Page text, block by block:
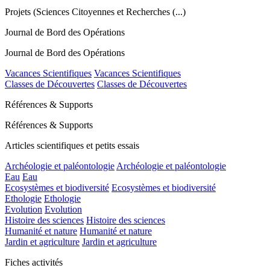
Projets (Sciences Citoyennes et Recherches (...)
Journal de Bord des Opérations
Journal de Bord des Opérations
Vacances Scientifiques Vacances Scientifiques
Classes de Découvertes Classes de Découvertes
Références & Supports
Références & Supports
Articles scientifiques et petits essais
Archéologie et paléontologie Archéologie et paléontologie
Eau Eau
Ecosystèmes et biodiversité Ecosystèmes et biodiversité
Ethologie Ethologie
Evolution Evolution
Histoire des sciences Histoire des sciences
Humanité et nature Humanité et nature
Jardin et agriculture Jardin et agriculture
Fiches activités